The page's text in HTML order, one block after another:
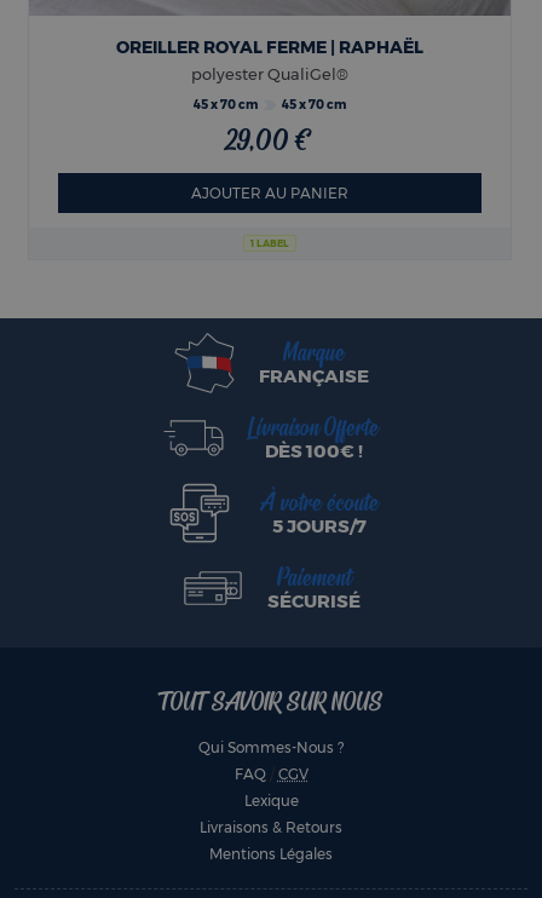
1 LABEL
OREILLER ROYAL FERME | RAPHAËL
polyester QualiGel®
45 x 70 cm 45 x 70 cm
29,00 €
AJOUTER AU PANIER
Marque
FRANÇAISE
Livraison Offerte
DÈS 100€ !
À votre écoute
5 JOURS/7
Paiement
SÉCURISÉ
TOUT SAVOIR SUR NOUS
Qui Sommes-Nous ?
FAQ/ CGV
Lexique
Livraisons & Retours
Mentions Légales